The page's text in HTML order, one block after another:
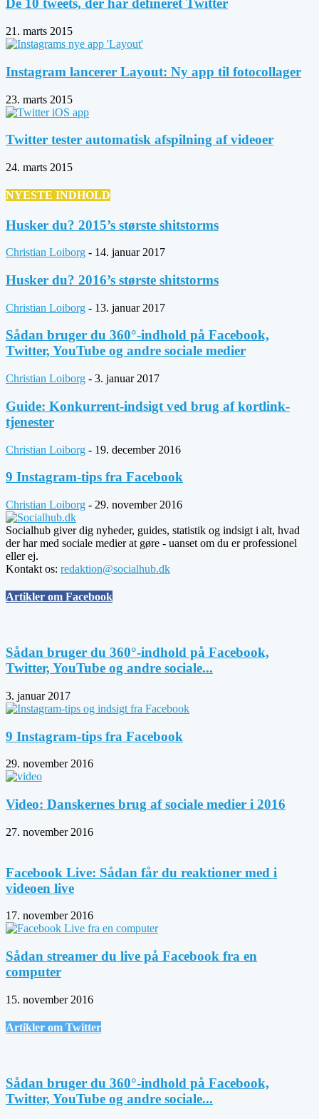
De 10 tweets, der har defineret Twitter
21. marts 2015
Instagram lancerer Layout: Ny app til fotocollager
23. marts 2015
Twitter tester automatisk afspilning af videoer
24. marts 2015
NYESTE INDHOLD
Husker du? 2015’s største shitstorms
Christian Loiborg - 14. januar 2017
Husker du? 2016’s største shitstorms
Christian Loiborg - 13. januar 2017
Sådan bruger du 360°-indhold på Facebook,
Twitter, YouTube og andre sociale medier
Christian Loiborg - 3. januar 2017
Guide: Konkurrent-indsigt ved brug af kortlink-
tjenester
Christian Loiborg - 19. december 2016
9 Instagram-tips fra Facebook
Christian Loiborg - 29. november 2016
Socialhub giver dig nyheder, guides, statistik og indsigt i alt, hvad
der har med sociale medier at gøre - uanset om du er professionel
eller ej.
Kontakt os: redaktion@socialhub.dk
Artikler om Facebook
Sådan bruger du 360°-indhold på Facebook,
Twitter, YouTube og andre sociale...
3. januar 2017
9 Instagram-tips fra Facebook
29. november 2016
Video: Danskernes brug af sociale medier i 2016
27. november 2016
Facebook Live: Sådan får du reaktioner med i
videoen live
17. november 2016
Sådan streamer du live på Facebook fra en
computer
15. november 2016
Artikler om Twitter
Sådan bruger du 360°-indhold på Facebook,
Twitter, YouTube og andre sociale...